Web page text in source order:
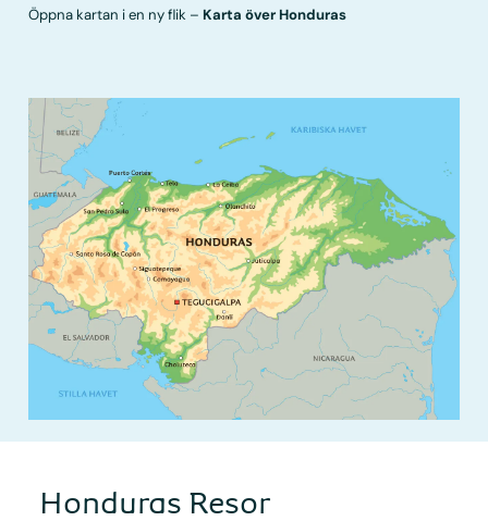
Öppna kartan i en ny flik – Karta över Honduras
Honduras Resor